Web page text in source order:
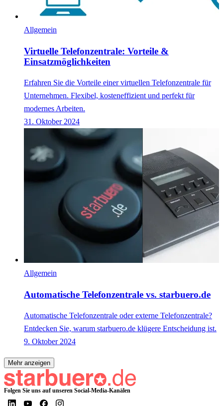
Allgemein
Virtuelle Telefonzentrale: Vorteile &
Einsatzmöglichkeiten
Erfahren Sie die Vorteile einer virtuellen Telefonzentrale für
Unternehmen. Flexibel, kosteneffizient und perfekt für
modernes Arbeiten.
31. Oktober 2024
Allgemein
Automatische Telefonzentrale vs. starbuero.de
Automatische Telefonzentrale oder externe Telefonzentrale?
Entdecken Sie, warum starbuero.de klügere Entscheidung ist.
9. Oktober 2024
Mehr anzeigen
Folgen Sie uns auf unseren Social-Media-Kanälen